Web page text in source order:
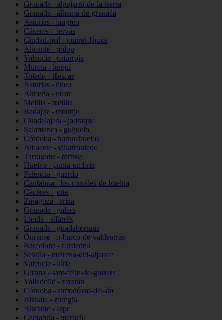
Granada - alpujarra-de-la-sierra
Granada - alhama-de-granada
Asturias - langreo
Cáceres - hervás
Ciudad-real - puerto-lápice
Alicante - polop
Valencia - catarroja
Murcia - lorquí
Toledo - illescas
Asturias - tineo
Almería - vícar
Melilla - melilla
Badajoz - montijo
Guadalajara - jadraque
Salamanca - guijuelo
Córdoba - hornachuelos
Albacete - villarrobledo
Tarragona - tortosa
Huelva - punta-umbría
Palencia - guardo
Cantabria - los-corrales-de-buelna
Cáceres - jerte
Zaragoza - ariza
Granada - galera
Lleida - alfarràs
Granada - guadahortuna
Ourense - o-barco-de-valdeorras
Barcelona - cardedeu
Sevilla - mairena-del-aljarafe
Valencia - llíria
Girona - sant-feliu-de-guíxols
Valladolid - zaratán
Córdoba - almodóvar-del-río
Bizkaia - mungia
Alicante - aspe
Cantabria - meruelo